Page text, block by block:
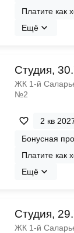
Платите как
Ещё
Cтудия,
ЖК 1‑й
№2
2 кв
Бонусная
Платите как
Ещё
Cтудия,
ЖК 1‑й